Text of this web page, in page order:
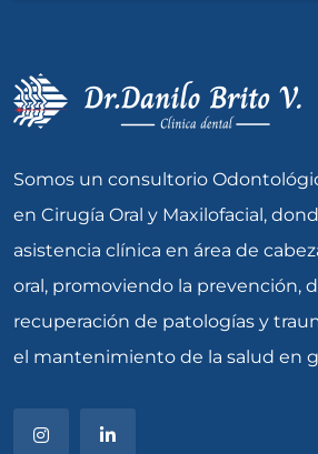
Somos un consultorio
en Cirugía Oral y Maxilofacial,
asistencia clínica en área de
oral, promoviendo la prevención,
recuperación de patologías y
el mantenimiento de la salud en